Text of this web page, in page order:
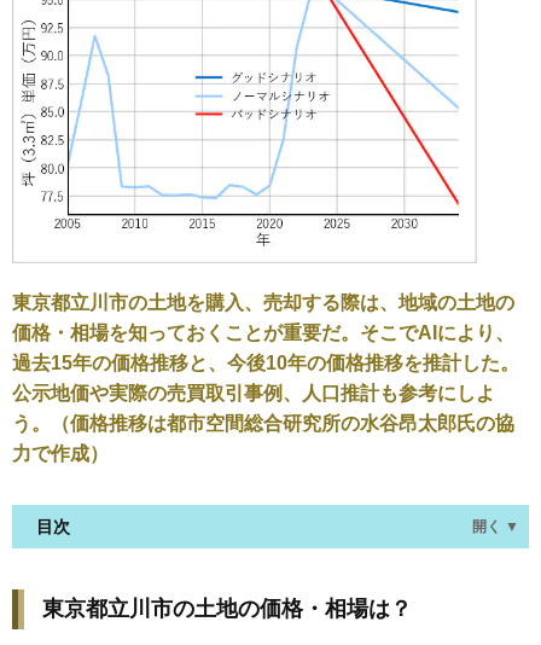
東京都立川市の土地を購入、売却する際は、地域の土地の
価格・相場を知っておくことが重要だ。そこでAIにより、
過去15年の価格推移と、今後10年の価格推移を推計した。
公示地価や実際の売買取引事例、人口推計も参考にしよ
う。（価格推移は都市空間総合研究所の水谷昂太郎氏の協
力で作成）
目次 開く ▼
現在の価格は、96万円／坪（10年前比+23.6%）
東京都立川市の土地の価格・相場は？